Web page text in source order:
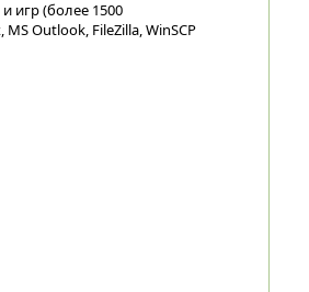
игр (более 1500
Outlook, FileZilla, WinSCP